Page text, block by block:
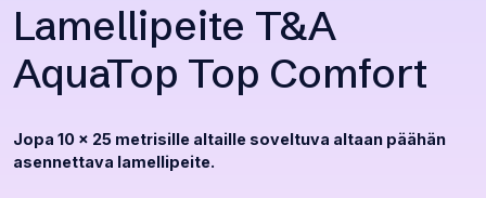
Lamellipeite T&A
AquaTop Top Comfort
Jopa 10 x 25 metrisille altaille soveltuva altaan päähän
asennettava lamellipeite.